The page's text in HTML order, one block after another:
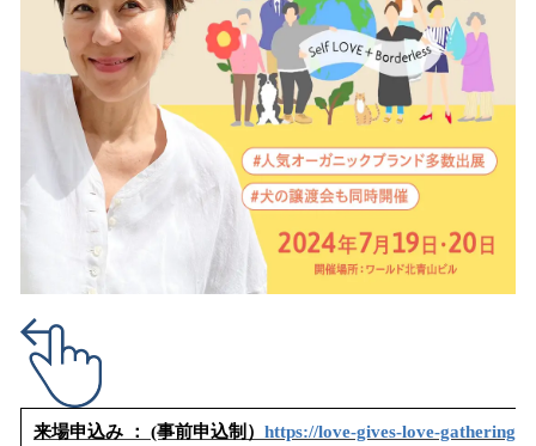
来場申込み ： (事前申込制） https://love-gives-love-gathering-